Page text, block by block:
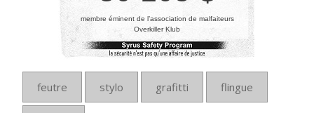
membre éminent de l’association de malfaiteurs
Overkiller Klub
feutre stylo grafitti flingue